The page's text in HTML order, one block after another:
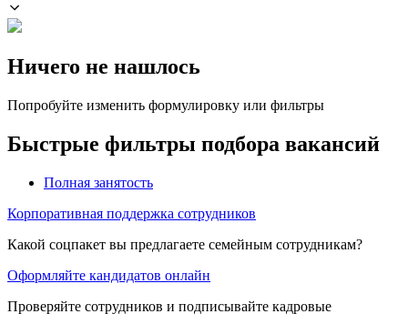
Ничего не нашлось
Попробуйте изменить формулировку или фильтры
Быстрые фильтры подбора вакансий
Полная занятость
Корпоративная поддержка сотрудников
Какой соцпакет вы предлагаете семейным сотрудникам?
Оформляйте кандидатов онлайн
Проверяйте сотрудников и подписывайте кадровые